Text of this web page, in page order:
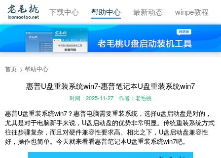
视频教程 下载中心 帮助中心 最新动态 winpe教程
首页 帮助中心
惠普U盘重装系统win7-惠普笔记本U盘重装系统win7
时间：2025-11-27 作者：老毛桃
惠普U盘重装系统win7？惠普电脑需要重装系统，选择u盘启动盘是对的，
尤其是对于电脑新手来说，U盘启动盘的优势非常明显。传统重装系统方式
往往步骤复杂，而且对硬件兼容性要求高。相比之下，U盘启动盘兼容性
好，操作也简单。今天就来看看惠普笔记本U盘重装系统win7吧。